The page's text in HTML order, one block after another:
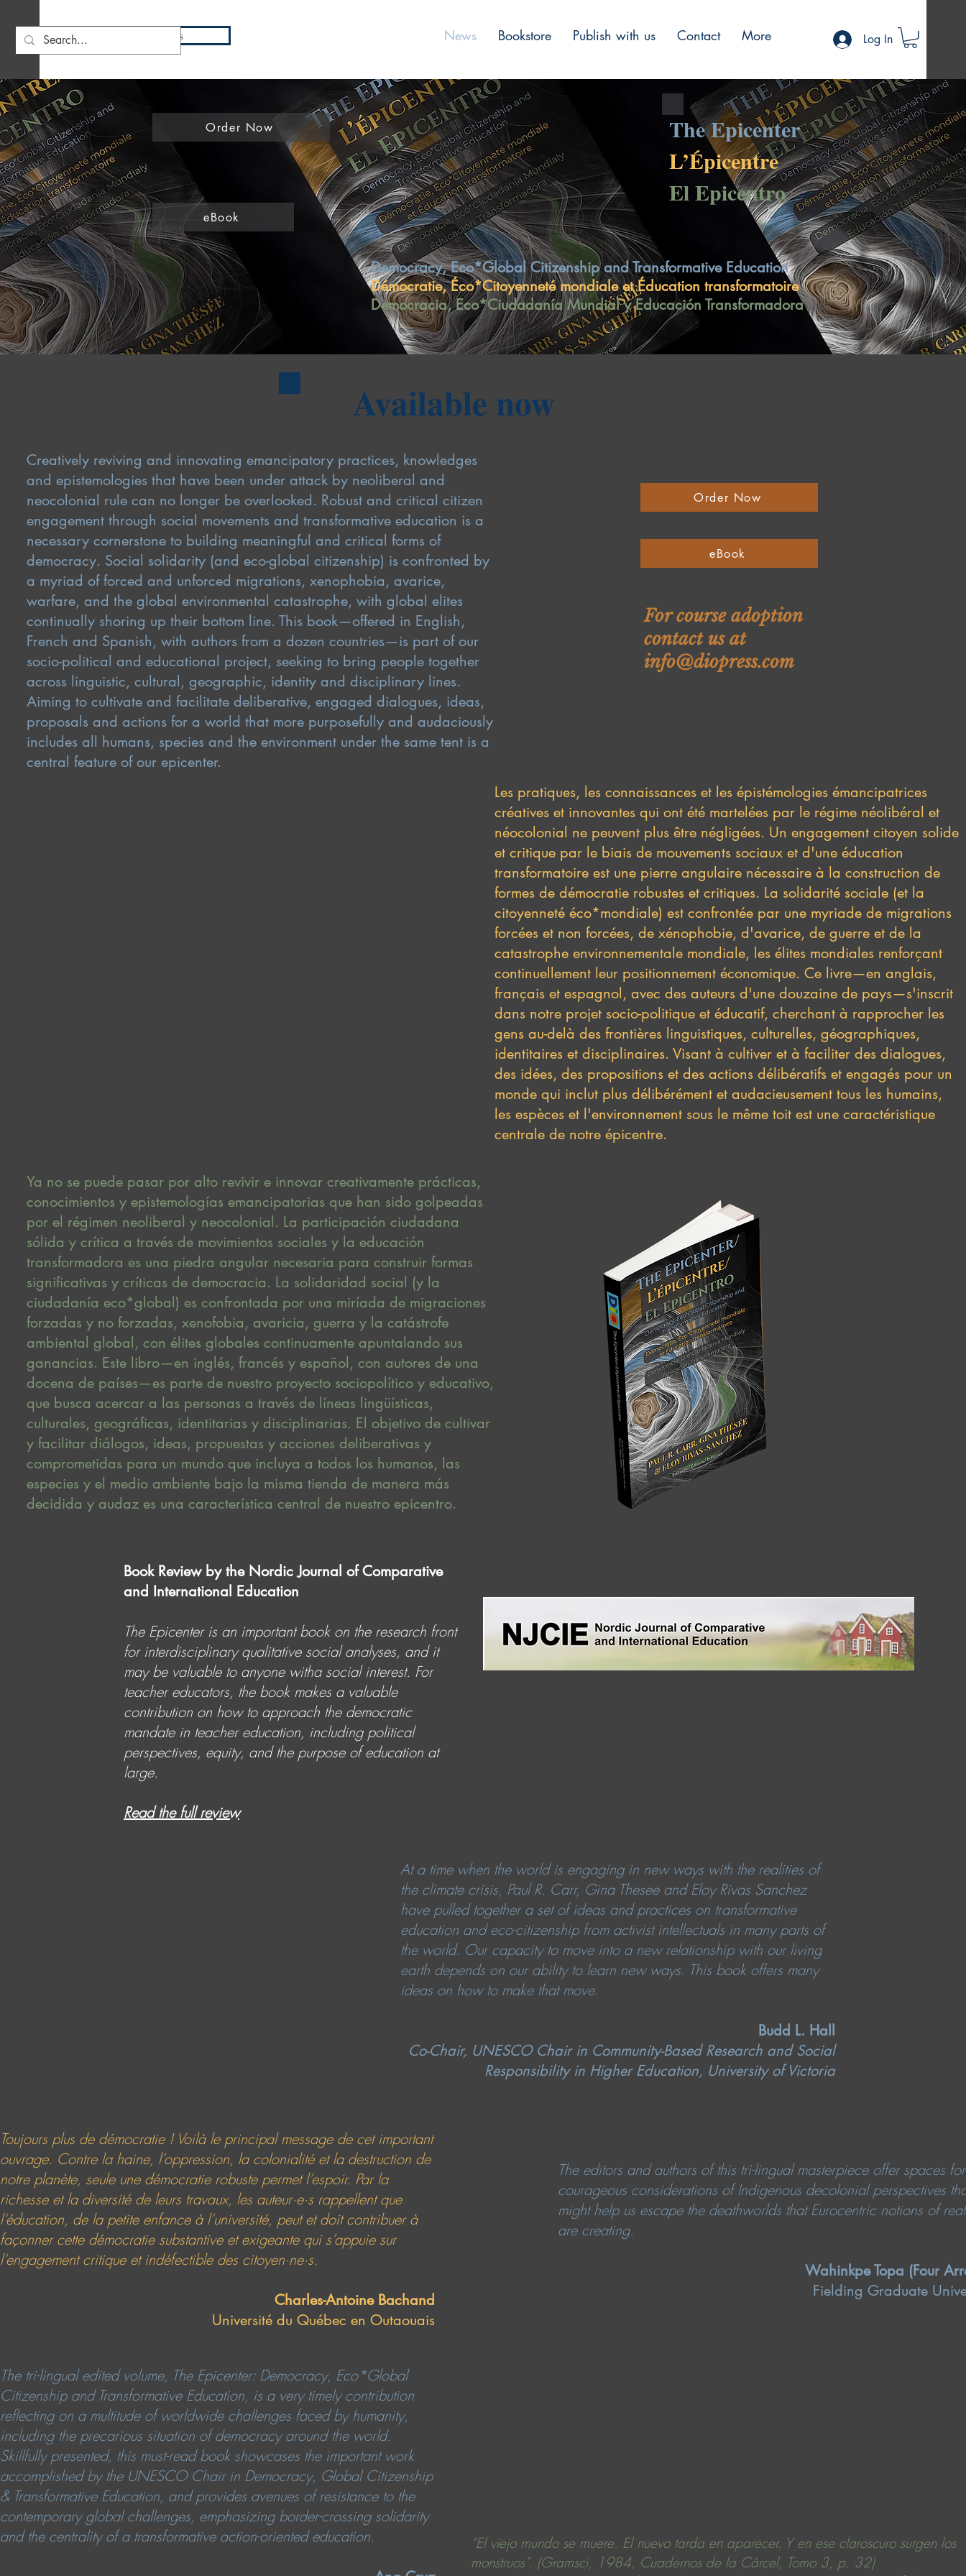
DIO Press News Bookstore Publish with us Contact More Log In
Order Now
eBook
The Epicenter
L’Épicentre
El Epicentro
Democracy, Eco*Global Citizenship and Transformative Education
Démocratie, Éco*Citoyenneté mondiale et Éducation transformatoire
Democracia, Eco*Ciudadanía Mundial y Educación Transformadora
Available now
Creatively reviving and innovating emancipatory practices, knowledges
and epistemologies that have been under attack by neoliberal and
neocolonial rule can no longer be overlooked. Robust and critical citizen
engagement through social movements and transformative education is a
necessary cornerstone to building meaningful and critical forms of
democracy. Social solidarity (and eco-global citizenship) is confronted by
a myriad of forced and unforced migrations, xenophobia, avarice,
warfare, and the global environmental catastrophe, with global elites
continually shoring up their bottom line. This book—offered in English,
French and Spanish, with authors from a dozen countries—is part of our
socio-political and educational project, seeking to bring people together
across linguistic, cultural, geographic, identity and disciplinary lines.
Aiming to cultivate and facilitate deliberative, engaged dialogues, ideas,
proposals and actions for a world that more purposefully and audaciously
includes all humans, species and the environment under the same tent is a
central feature of our epicenter.
Order Now
eBook
For course adoption
contact us at
info@diopress.com
Les pratiques, les connaissances et les épistémologies émancipatrices
créatives et innovantes qui ont été martelées par le régime néolibéral et
néocolonial ne peuvent plus être négligées. Un engagement citoyen solide
et critique par le biais de mouvements sociaux et d'une éducation
transformatoire est une pierre angulaire nécessaire à la construction de
formes de démocratie robustes et critiques. La solidarité sociale (et la
citoyenneté éco*mondiale) est confrontée par une myriade de migrations
forcées et non forcées, de xénophobie, d'avarice, de guerre et de la
catastrophe environnementale mondiale, les élites mondiales renforçant
continuellement leur positionnement économique. Ce livre—en anglais,
français et espagnol, avec des auteurs d'une douzaine de pays—s'inscrit
dans notre projet socio-politique et éducatif, cherchant à rapprocher les
gens au-delà des frontières linguistiques, culturelles, géographiques,
identitaires et disciplinaires. Visant à cultiver et à faciliter des dialogues,
des idées, des propositions et des actions délibératifs et engagés pour un
monde qui inclut plus délibérément et audacieusement tous les humains,
les espèces et l'environnement sous le même toit est une caractéristique
centrale de notre épicentre.
Ya no se puede pasar por alto revivir e innovar creativamente prácticas,
conocimientos y epistemologías emancipatorias que han sido golpeadas
por el régimen neoliberal y neocolonial. La participación ciudadana
sólida y crítica a través de movimientos sociales y la educación
transformadora es una piedra angular necesaria para construir formas
significativas y críticas de democracia. La solidaridad social (y la
ciudadanía eco*global) es confrontada por una miríada de migraciones
forzadas y no forzadas, xenofobia, avaricia, guerra y la catástrofe
ambiental global, con élites globales continuamente apuntalando sus
ganancias. Este libro—en inglés, francés y español, con autores de una
docena de países—es parte de nuestro proyecto sociopolítico y educativo,
que busca acercar a las personas a través de líneas lingüísticas,
culturales, geográficas, identitarias y disciplinarias. El objetivo de cultivar
y facilitar diálogos, ideas, propuestas y acciones deliberativas y
comprometidas para un mundo que incluya a todos los humanos, las
especies y el medio ambiente bajo la misma tienda de manera más
decidida y audaz es una característica central de nuestro epicentro.
Book Review by the Nordic Journal of Comparative
and International Education
The Epicenter is an important book on the research front
for interdisciplinary qualitative social analyses, and it
may be valuable to anyone witha social interest. For
teacher educators, the book makes a valuable
contribution on how to approach the democratic
mandate in teacher education, including political
perspectives, equity, and the purpose of education at
large.
Read the full review
At a time when the world is engaging in new ways with the realities of
the climate crisis, Paul R. Carr, Gina Thesee and Eloy Rivas Sanchez
have pulled together a set of ideas and practices on transformative
education and eco-citizenship from activist intellectuals in many parts of
the world. Our capacity to move into a new relationship with our living
earth depends on our ability to learn new ways. This book offers many
ideas on how to make that move.
Budd L. Hall
Co-Chair, UNESCO Chair in Community-Based Research and Social
Responsibility in Higher Education, University of Victoria
Toujours plus de démocratie ! Voilà le principal message de cet important
ouvrage. Contre la haine, l’oppression, la colonialité et la destruction de
notre planète, seule une démocratie robuste permet l’espoir. Par la
richesse et la diversité de leurs travaux, les auteur·e·s rappellent que
l’éducation, de la petite enfance à l’université, peut et doit contribuer à
façonner cette démocratie substantive et exigeante qui s’appuie sur
l’engagement critique et indéfectible des citoyen·ne·s.
Charles-Antoine Bachand
Université du Québec en Outaouais
The editors and authors of this tri-lingual masterpiece offer spaces for
courageous considerations of Indigenous decolonial perspectives
might help us escape the deathworlds that Eurocentric notions of
are creating.
Wahinkpe Topa (Four
Fielding Graduate
The tri-lingual edited volume, The Epicenter: Democracy, Eco*Global
Citizenship and Transformative Education, is a very timely contribution
reflecting on a multitude of worldwide challenges faced by humanity,
including the precarious situation of democracy around the world.
Skillfully presented, this must-read book showcases the important work
accomplished by the UNESCO Chair in Democracy, Global Citizenship
& Transformative Education, and provides avenues of resistance to the
contemporary global challenges, emphasizing border-crossing solidarity
and the centrality of a transformative action-oriented education.
“El viejo mundo se muere. El nuevo tarda en aparecer. Y en ese claroscuro surgen los
monstruos”. (Gramsci, 1984, Cuadernos de la Cárcel, Tomo 3, p. 32)